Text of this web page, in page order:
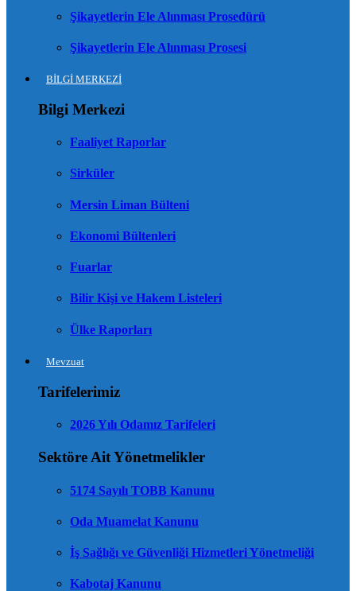
Şikayetlerin Ele Alınması Prosedürü
Şikayetlerin Ele Alınması Prosesi
BİLGİ MERKEZİ
Bilgi Merkezi
Faaliyet Raporlar
Sirküler
Mersin Liman Bülteni
Ekonomi Bültenleri
Fuarlar
Bilir Kişi ve Hakem Listeleri
Ülke Raporları
Mevzuat
Tarifelerimiz
2026 Yılı Odamız Tarifeleri
Sektöre Ait Yönetmelikler
5174 Sayılı TOBB Kanunu
Oda Muamelat Kanunu
İş Sağlığı ve Güvenliği Hizmetleri Yönetmeliği
Kabotaj Kanunu